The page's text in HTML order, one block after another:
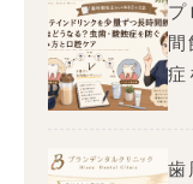
プ
間
症
歯